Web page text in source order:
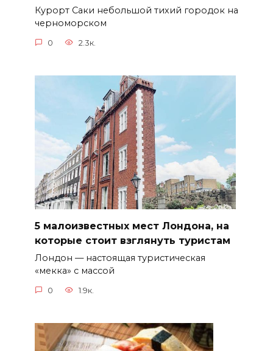
Курорт Саки небольшой тихий городок на
черноморском
0 2.3к.
5 малоизвестных мест Лондона, на
которые стоит взглянуть туристам
Лондон — настоящая туристическая
«мекка» с массой
0 1.9к.